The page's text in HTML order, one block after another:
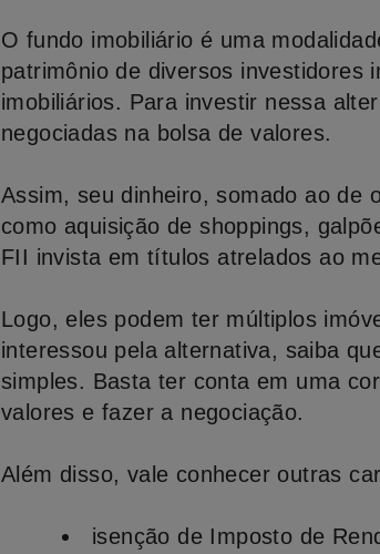
O fundo imobiliário é uma
patrimônio de diversos investidores
imobiliários. Para investir nessa
negociadas na bolsa de valores.
Assim, seu dinheiro, somado ao de
como aquisição de shoppings,
FII invista em títulos atrelados ao
Logo, eles podem ter múltiplos
interessou pela alternativa, saiba
simples. Basta ter conta em uma
valores e fazer a negociação.
Além disso, vale conhecer outras
isenção de Imposto de